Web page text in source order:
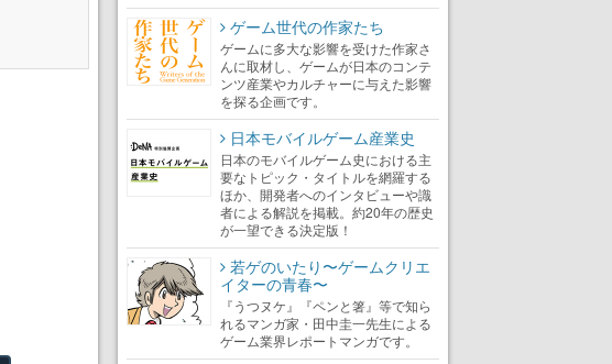
ゲーム世代の作家たち
ゲームに多大な影響を受けた作家さ
んに取材し、ゲームが日本のコンテ
ンツ産業やカルチャーに与えた影響
を探る企画です。
日本モバイルゲーム産業史
日本のモバイルゲーム史における主
要なトピック・タイトルを網羅する
ほか、開発者へのインタビューや識
者による解説を掲載。約20年の歴史
が一望できる決定版！
若ゲのいたり〜ゲームクリエ
イターの青春〜
『うつヌケ』『ペンと箸』等で知ら
れるマンガ家・田中圭一先生による
ゲーム業界レポートマンガです。